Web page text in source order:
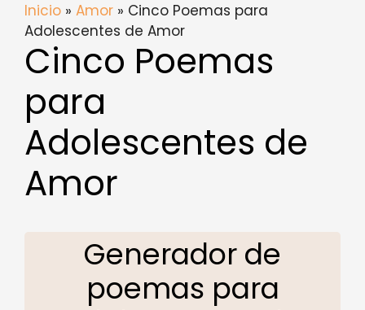
Inicio » Amor » Cinco Poemas para
Adolescentes de Amor
Cinco Poemas
para
Adolescentes de
Amor
Generador de
poemas para